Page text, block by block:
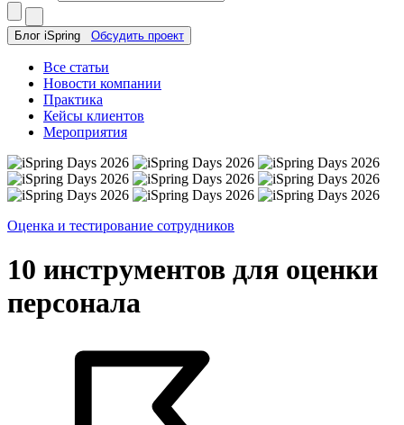
Блог iSpring Обсудить проект
Все статьи
Новости компании
Практика
Кейсы клиентов
Мероприятия
Оценка и тестирование сотрудников
10 инструментов для оценки
персонала